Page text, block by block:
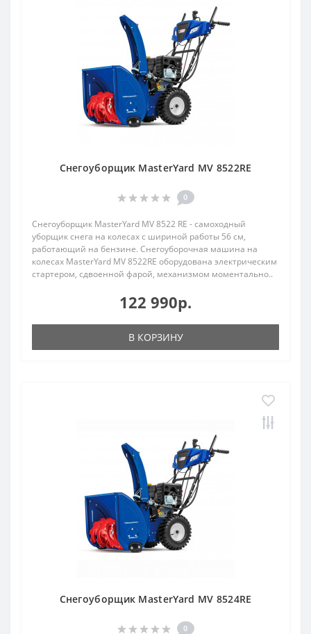
Снегоуборщик MasterYard MV 8522RE
0
Снегоуборщик MasterYard MV 8522 RE - самоходный
уборщик снега на колесах с шириной работы 56 см,
работающий на бензине. Снегоуборочная машина на
колесах MasterYard MV 8522RE оборудована электрическим
стартером, сдвоенной фарой, механизмом моментально..
122 990р.
В КОРЗИНУ
Снегоуборщик MasterYard MV 8524RE
0